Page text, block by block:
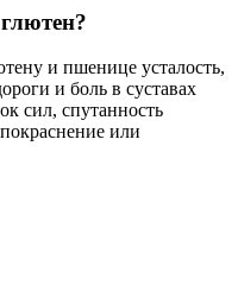
и пшенице усталость,
и боль в суставах
сил, спутанность
или